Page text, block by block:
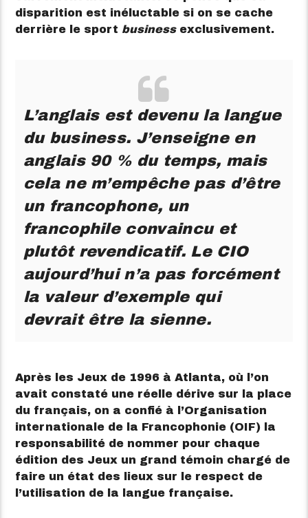
disparition est inéluctable si on se cache
derrière le sport businessexclusivement.
L’anglais est devenu la langue
du business. J’enseigne en
anglais 90 % du temps, mais
cela ne m’empêche pas d’être
un francophone, un
francophile convaincu et
plutôt revendicatif. Le CIO
aujourd’hui n’a pas forcément
la valeur d’exemple qui
devrait être la sienne.
Après les Jeux de 1996 à Atlanta, où l’on
avait constaté une réelle dérive sur la place
du français, on a confié à l’Organisation
internationale de la Francophonie (OIF) la
responsabilité de nommer pour chaque
édition des Jeux un grand témoin chargé de
faire un état des lieux sur le respect de
l’utilisation de la langue française.